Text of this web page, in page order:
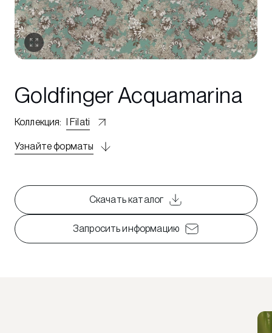
Goldfinger Acquamarina
Коллекция: I Filati
Узнайте форматы
Скачать каталог
Запросить информацию